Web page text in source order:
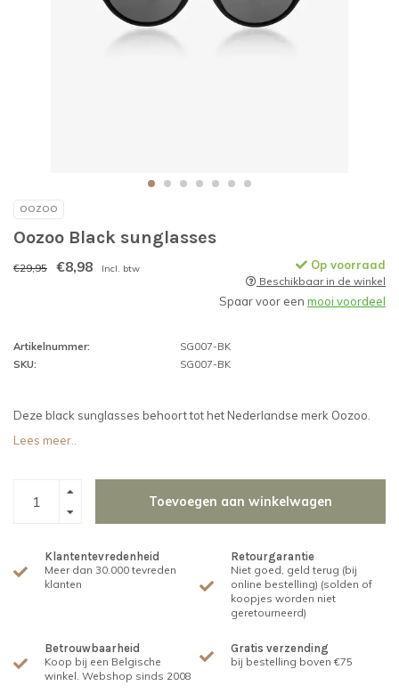
OOZOO
Oozoo Black sunglasses
€29,95 €8,98 Incl. btw Op voorraad
Beschikbaar in de winkel
Spaar voor een mooi voordeel
Artikelnummer:
SG007-BK
SKU:
SG007-BK
Deze black sunglasses behoort tot het Nederlandse merk Oozoo.
Lees meer..
Toevoegen aan winkelwagen
Klantentevredenheid
Meer dan 30.000 tevreden
klanten
Retourgarantie
Niet goed, geld terug (bij
online bestelling) (solden of
koopjes worden niet
geretourneerd)
Betrouwbaarheid
Koop bij een Belgische
winkel. Webshop sinds 2008
Gratis verzending
bij bestelling boven €75